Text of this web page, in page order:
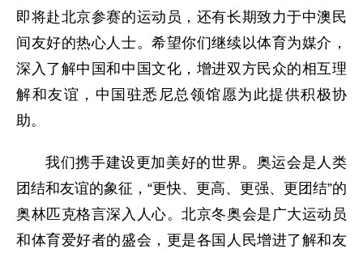
即将赴北京参赛的运动员，还有长期致力于中澳民
间友好的热心人士。希望你们继续以体育为媒介，
深入了解中国和中国文化，增进双方民众的相互理
解和友谊，中国驻悉尼总领馆愿为此提供积极协
助。
我们携手建设更加美好的世界。奥运会是人类
团结和友谊的象征，“更快、更高、更强、更团结”的
奥林匹克格言深入人心。北京冬奥会是广大运动员
和体育爱好者的盛会，更是各国人民增进了解和友